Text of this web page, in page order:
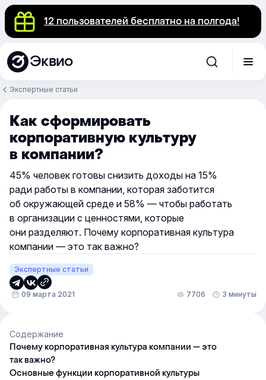
12 пользователей бесплатно на полгода!
Эквио
Экспертные статьи
Как сформировать
корпоративную культуру
в компании?
45% человек готовы снизить доходы на 15%
ради работы в компании, которая заботится
об окружающей среде и 58% — чтобы работать
в организации с ценностями, которые
они разделяют. Почему корпоративная культура
компании — это так важно?
Экспертные статьи
09 марта 2021 7706 3 минуты
Содержание
Почему корпоративная культура компании — это
так важно?
Основные функции корпоративной культуры